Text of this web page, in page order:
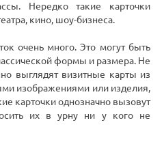
Нередко такие карточки
кино, шоу-бизнеса.
очень много. Это могут быть
формы и размера. Не
выглядят визитные карты из
изображениями или изделия,
карточки однозначно вызовут
их в урну ни у кого не